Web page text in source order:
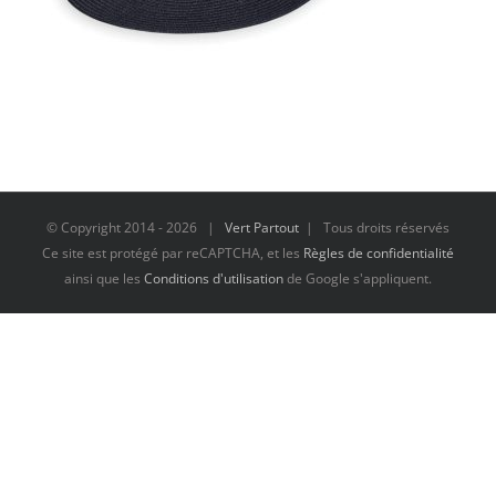
© Copyright 2014 -2026 | Vert Partout | Tous droits réservés
Ce site est protégé par reCAPTCHA, et les Règles de confidentialité
ainsi que les Conditions d'utilisationde Google s'appliquent.